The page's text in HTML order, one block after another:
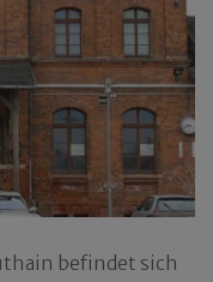
befindet sich